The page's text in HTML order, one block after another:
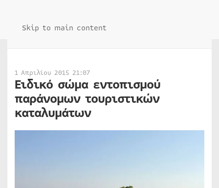
Skip to main content
1 Απριλίου 2015 21:07
Ειδικό σώμα εντοπισμού
παράνομων τουριστικών
καταλυμάτων